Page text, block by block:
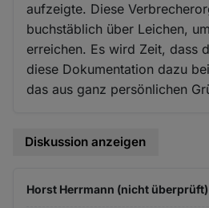
aufzeigte. Diese
buchstäblich über Leichen,
erreichen. Es wird Zeit, dass
diese Dokumentation dazu
das aus ganz persönlichen
Diskussion anzeigen
Horst Herrmann (nicht überprüft)